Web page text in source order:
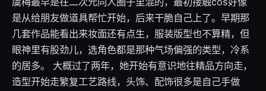
是从给朋友做道具帮忙开始，后来干脆自己上了。早期那
几套作品能看出来妆面还有点生，服装版型也不算精，但
眼神里有股劲儿，选角色都是那种气场偏强的类型，冷系
的居多。 大概过了两年，她开始有意识地往精品方向走，
造型开始走繁复工艺路线，头饰、配饰很多是自己手做